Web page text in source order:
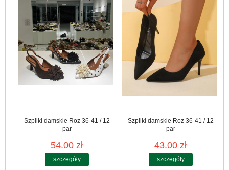
Szpilki damskie Roz 36-41 / 12
par
54.00 zł
szczegóły
Szpilki damskie Roz 36-41 / 12
par
43.00 zł
szczegóły